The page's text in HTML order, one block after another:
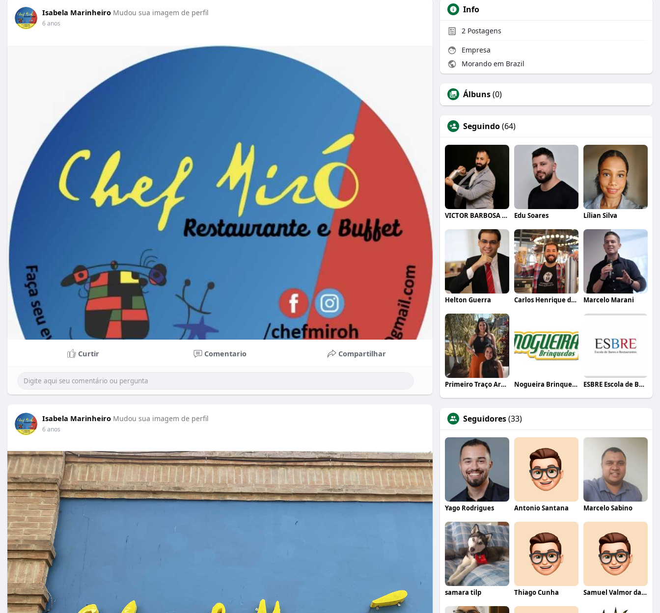
Isabela Marinheiro Mudou sua imagem de perfil
6 anos
Curtir Comentario Compartilhar
Isabela Marinheiro Mudou sua imagem de perfil
6 anos
Info
2 Postagens
Empresa
Morando em Brazil
Álbuns(0)
Seguindo(64)
VICTOR BARBOSA QUARANTA Edu Soares Lílian Silva
Helton Guerra Carlos Henrique de Faria Vasconcelos Marcelo Marani
Primeiro Traço Arquitetura Nogueira Brinquedos ESBRE Escola de Bares e Restaurantes
Seguidores(33)
Yago Rodrigues Antonio Santana Marcelo Sabino
samara tilp Thiago Cunha Samuel Valmor da Silva